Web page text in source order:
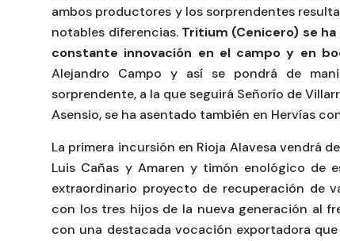
ambos productores y los sorprendentes
notables diferencias. Tritium (Cenicero) se
constante innovación en el campo y en
Alejandro Campo y así se pondrá de
sorprendente, a la que seguirá Señorío de
Asensio, se ha asentado también en Hervías
La primera incursión en Rioja Alavesa vendrá
Luis Cañas y Amaren y timón enológico de
extraordinario proyecto de recuperación de
con los tres hijos de la nueva generación al
con una destacada vocación exportadora